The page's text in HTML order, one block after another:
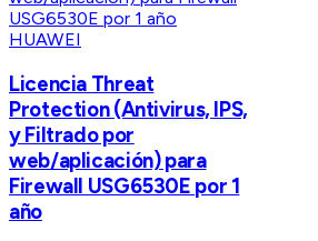
HUAWEI
Licencia Threat
Protection (Antivirus, IPS,
y Filtrado por
web/aplicación) para
Firewall USG6530E por 1
año